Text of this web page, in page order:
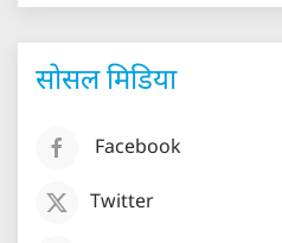
सोसल मिडिया
Facebook
Twitter